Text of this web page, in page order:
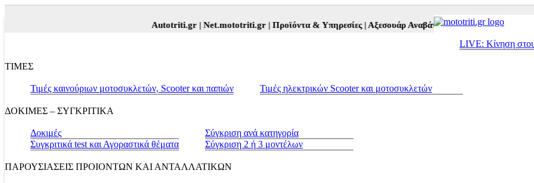
Autotriti.gr |Net.mototriti.gr |Προϊόντα & Υπηρεσίες |Αξεσουάρ Αναβάτη και Μοτοσυκλέτας |
LIVE: Κίνηση
ΤΙΜΕΣ
Τιμές καινούριων μοτοσυκλετών, Scooter και παπιών Τιμές ηλεκτρικών Scooter και μοτοσυκλετών
ΔΟΚΙΜΕΣ – ΣΥΓΚΡΙΤΙΚΑ
Δοκιμές
Συγκριτικά test και Αγοραστικά θέματα
Σύγκριση ανά κατηγορία
Σύγκριση 2 ή 3 μοντέλων
ΠΑΡΟΥΣΙΑΣΕΙΣ ΠΡΟΙΟΝΤΩΝ ΚΑΙ ΑΝΤΑΛΛΑΤΙΚΩΝ